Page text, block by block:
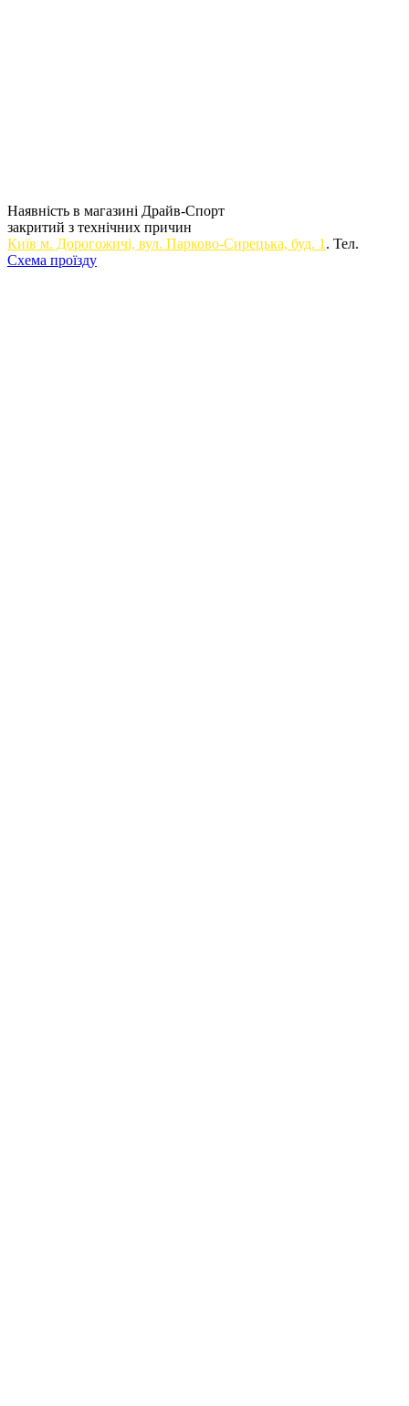
Наявність в магазині Драйв-Спорт
закритий з технічних причин
Київ м. Дорогожичi, вул. Парково-Сирецька, буд. 1 . Тел.
Схема проїзду